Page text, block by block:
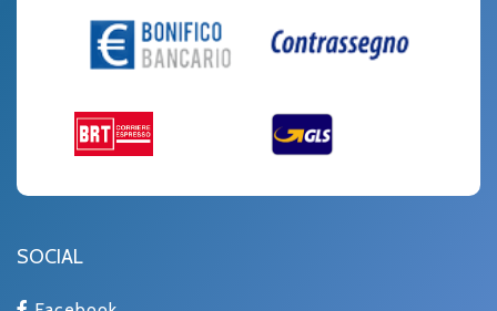
SOCIAL